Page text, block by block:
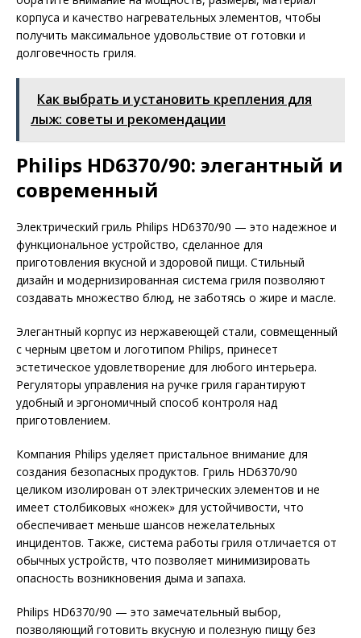
корпуса и качество нагревательных элементов, чтобы
получить максимальное удовольствие от готовки и
долговечность гриля.
Как выбрать и установить крепления для
лыж: советы и рекомендации
Philips HD6370/90: элегантный и
современный
Электрический гриль Philips HD6370/90 — это надежное и
функциональное устройство, сделанное для
приготовления вкусной и здоровой пищи. Стильный
дизайн и модернизированная система гриля позволяют
создавать множество блюд, не заботясь о жире и масле.
Элегантный корпус из нержавеющей стали, совмещенный
с черным цветом и логотипом Philips, принесет
эстетическое удовлетворение для любого интерьера.
Регуляторы управления на ручке гриля гарантируют
удобный и эргономичный способ контроля над
приготовлением.
Компания Philips уделяет пристальное внимание для
создания безопасных продуктов. Гриль HD6370/90
целиком изолирован от электрических элементов и не
имеет столбиковых «ножек» для устойчивости, что
обеспечивает меньше шансов нежелательных
инцидентов. Также, система работы гриля отличается от
обычных устройств, что позволяет минимизировать
опасность возникновения дыма и запаха.
Philips HD6370/90 — это замечательный выбор,
позволяющий готовить вкусную и полезную пищу без